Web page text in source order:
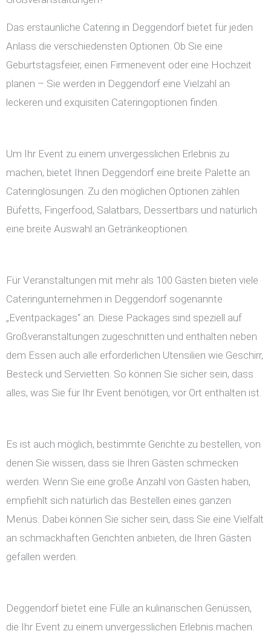
Das erstaunliche Catering in Deggendorf bietet für jeden
Anlass die verschiedensten Optionen. Ob Sie eine
Geburtstagsfeier, einen Firmenevent oder eine Hochzeit
planen – Sie werden in Deggendorf eine Vielzahl an
leckeren und exquisiten Cateringoptionen finden.
Um Ihr Event zu einem unvergesslichen Erlebnis zu
machen, bietet Ihnen Deggendorf eine breite Palette an
Cateringlösungen. Zu den möglichen Optionen zählen
Büfetts, Fingerfood, Salatbars, Dessertbars und natürlich
eine breite Auswahl an Getränkeoptionen.
Für Veranstaltungen mit mehr als 100 Gästen bieten viele
Cateringunternehmen in Deggendorf sogenannte
„Eventpackages“ an. Diese Packages sind speziell auf
Großveranstaltungen zugeschnitten und enthalten neben
dem Essen auch alle erforderlichen Utensilien wie Geschirr,
Besteck und Servietten. So können Sie sicher sein, dass
alles, was Sie für Ihr Event benötigen, vor Ort enthalten ist.
Es ist auch möglich, bestimmte Gerichte zu bestellen, von
denen Sie wissen, dass sie Ihren Gästen schmecken
werden. Wenn Sie eine große Anzahl von Gästen haben,
empfiehlt sich natürlich das Bestellen eines ganzen
Menüs. Dabei können Sie sicher sein, dass Sie eine Vielfalt
an schmackhaften Gerichten anbieten, die Ihren Gästen
gefallen werden.
Deggendorf bietet eine Fülle an kulinarischen Genüssen,
die Ihr Event zu einem unvergesslichen Erlebnis machen.